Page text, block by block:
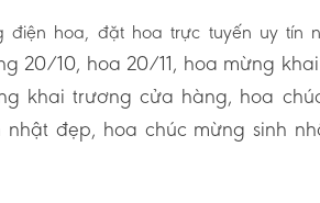
điện hoa, đặt hoa trực tuyến uy tín
20/10, hoa 20/11, hoa mừng
khai trương cửa hàng, hoa
đẹp, hoa chúc mừng sinh